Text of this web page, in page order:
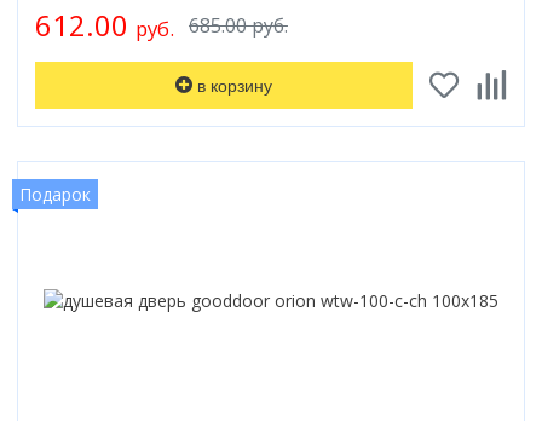
685.00 руб.
612.00 руб.
в корзину
Подарок